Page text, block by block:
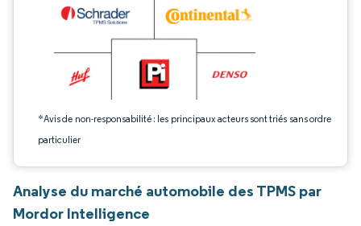
*Avis de non-responsabilité : les principaux acteurs sont triés sans ordre
particulier
Analyse du marché automobile des TPMS par
Mordor Intelligence